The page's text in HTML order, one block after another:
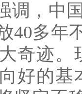
调，中
40多年
奇迹。
好的